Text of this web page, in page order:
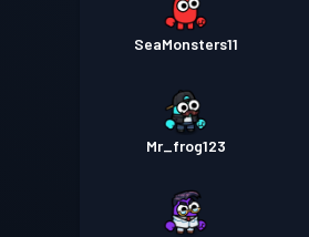
SeaMonsters11
Mr_frog123